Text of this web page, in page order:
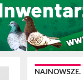
NAJNOWSZE.